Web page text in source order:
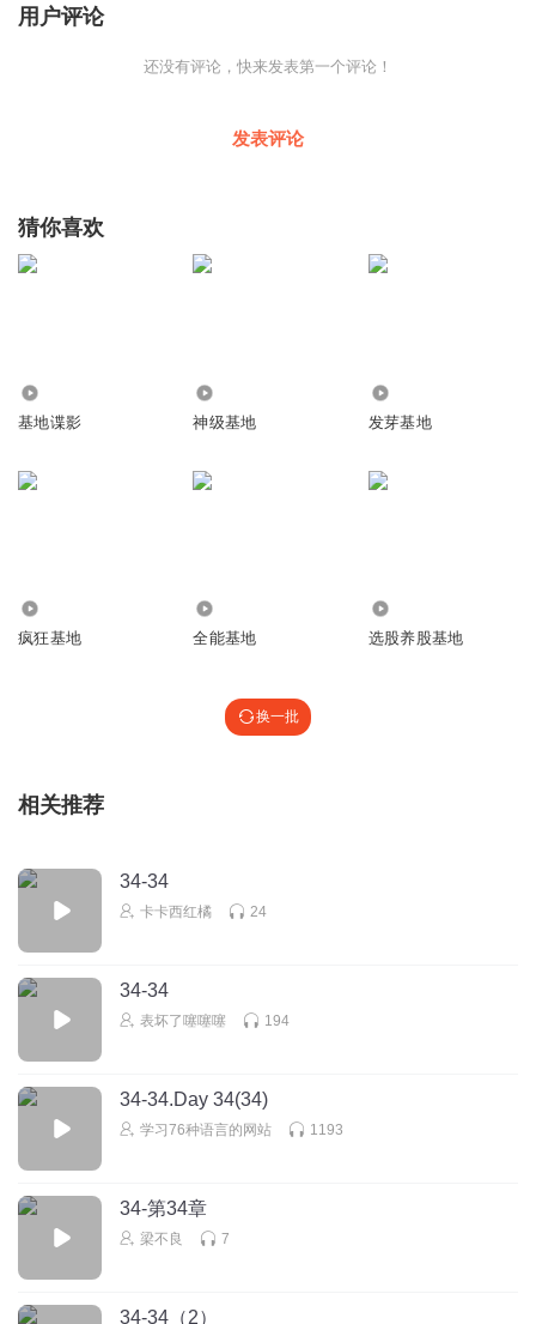
用户评论
还没有评论，快来发表第一个评论！
发表评论
猜你喜欢
基地谍影 神级基地 发芽基地
疯狂基地 全能基地 选股养股基地
换一批
相关推荐
34-34
卡卡西红橘 24
34-34
表坏了噻噻噻 194
34-34.Day 34(34)
学习76种语言的网站 1193
34-第34章
梁不良 7
34-34（2）